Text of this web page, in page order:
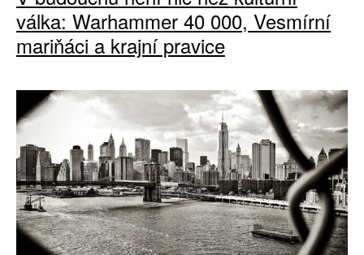
válka: Warhammer 40 000, Vesmírní
mariňáci a krajní pravice